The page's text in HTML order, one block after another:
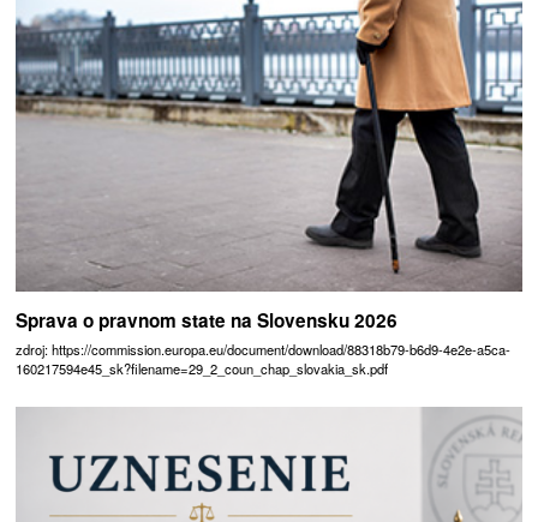
Sprava o pravnom state na Slovensku 2026
zdroj: https://commission.europa.eu/document/download/88318b79-b6d9-4e2e-a5ca-
160217594e45_sk?filename=29_2_coun_chap_slovakia_sk.pdf